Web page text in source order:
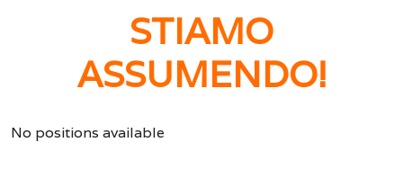
STIAMO
ASSUMENDO!
No positions available